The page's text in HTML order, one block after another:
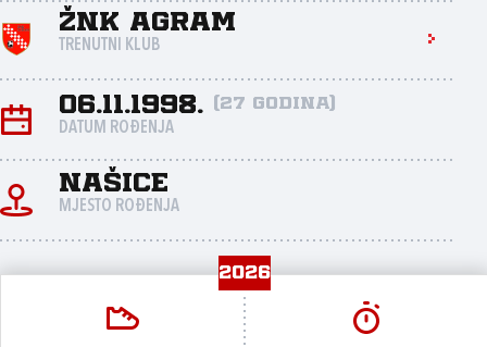
ŽNK Agram
TRENUTNI KLUB
06.11.1998. (27 godina)
DATUM ROĐENJA
Našice
MJESTO ROĐENJA
2026